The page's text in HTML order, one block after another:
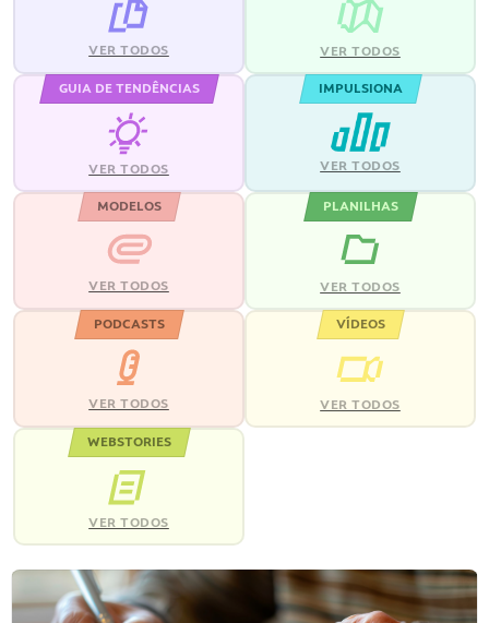
VER TODOS VER TODOS
GUIA DE TENDÊNCIAS
VER TODOS
IMPULSIONA
VER TODOS
MODELOS
VER TODOS
PLANILHAS
VER TODOS
PODCASTS
VER TODOS
VÍDEOS
VER TODOS
WEBSTORIES
VER TODOS